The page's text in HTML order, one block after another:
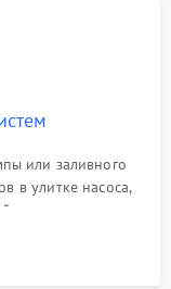
или заливного
в улитке насоса,
ремонт платы
проводки.